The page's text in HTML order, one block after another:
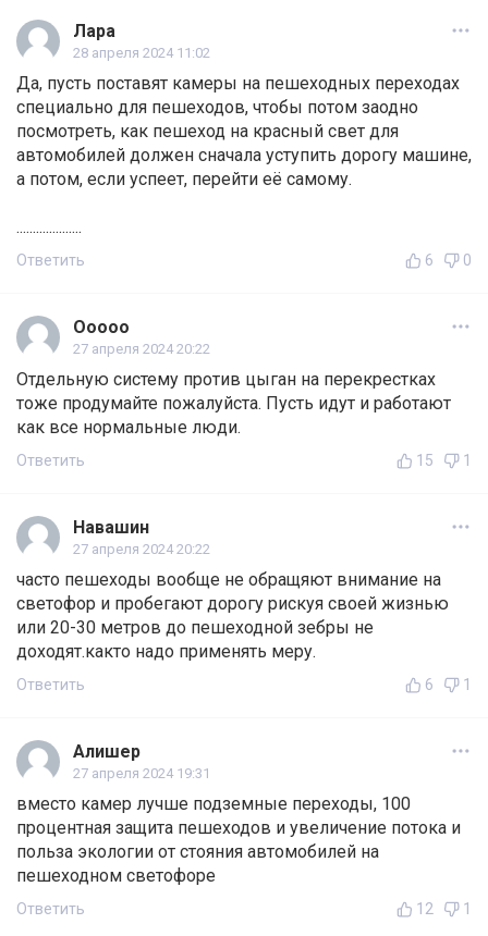
Лара
28 апреля 2024 11:02
Да, пусть поставят камеры на пешеходных переходах
специально для пешеходов, чтобы потом заодно
посмотреть, как пешеход на красный свет для
автомобилей должен сначала уступить дорогу машине,
а потом, если успеет, перейти её самому.
....................
Ответить 6 0
Ооооо
27 апреля 2024 20:22
Отдельную систему против цыган на перекрестках
тоже продумайте пожалуйста. Пусть идут и работают
как все нормальные люди.
Ответить 15 1
Навашин
27 апреля 2024 20:22
часто пешеходы вообще не обращяют внимание на
светофор и пробегают дорогу рискуя своей жизнью
или 20-30 метров до пешеходной зебры не
доходят.както надо применять меру.
Ответить 6 1
Алишер
27 апреля 2024 19:31
вместо камер лучше подземные переходы, 100
процентная защита пешеходов и увеличение потока и
польза экологии от стояния автомобилей на
пешеходном светофоре
Ответить 12 1